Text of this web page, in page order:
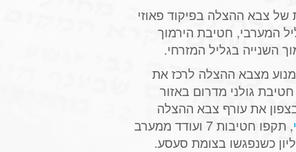
צבא ההצלה בפיקוד פאוזי
המערבי, חטיבת הירמוך
השנייה בגליל המזרחי.
מצבא ההצלה לרכז את
גולני מדרום באזור
את עורף צבא ההצלה
, תקפו חטיבות 7 ועודד ממערב
כשנפגשו בצומת סעסע.